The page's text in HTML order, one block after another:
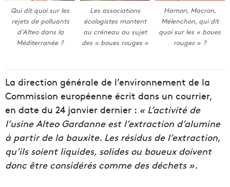
Qui dit quoi sur les
rejets de polluants
d’Alteo dans la
Méditerranée ?
Les associations
écologistes montent
au créneau au sujet
des « boues rouges »
Hamon, Macron,
Mélenchon, qui dit
quoi sur les « boues
rouges » ?
La direction générale de l’environnement de la
Commission européenne écrit dans un courrier,
en date du 24 janvier dernier : « L’activité de
l’usine Alteo Gardanne est l’extraction d’alumine
à partir de la bauxite. Les résidus de l’extraction,
qu’ils soient liquides, solides ou boueux doivent
donc être considérés comme des déchets ».